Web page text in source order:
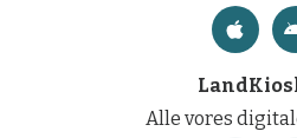
Alle vores